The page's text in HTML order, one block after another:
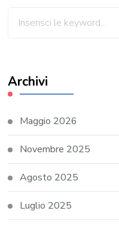
Archivi
Maggio 2026
Novembre 2025
Agosto 2025
Luglio 2025